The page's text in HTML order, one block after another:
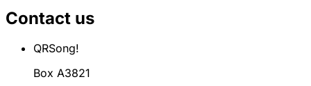
Contact us
QRSong!
Box A3821